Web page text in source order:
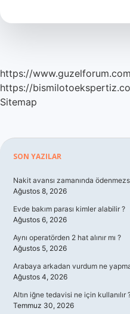
Mı
https://
https://
Sitemap
Sidebar
SON YAZILAR
Nakit avansı zamanında
Ağustos 8, 2026
Evde bakım parası kimler alabilir ?
Ağustos 6, 2026
Aynı operatörden 2 hat alınır mı ?
Ağustos 5, 2026
Arabaya arkadan vurdum ne
Ağustos 4, 2026
Altın iğne tedavisi ne için kullanılır
Temmuz 30, 2026